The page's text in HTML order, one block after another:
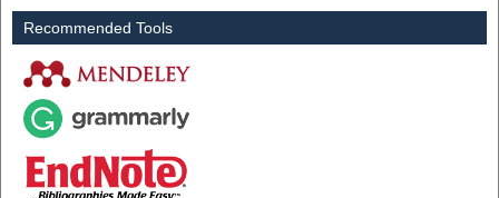
Recommended Tools